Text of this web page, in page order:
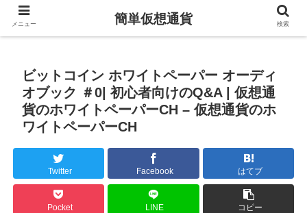
ビットコイン ホワイトペーパー オーディ
オブック ＃0| 初心者向けのQ&A | 仮想通
貨のホワイトペーパーCH – 仮想通貨のホ
ワイトペーパーCH
Twitter Facebook はてブ
Pocket LINE コピー
メニュー 簡単仮想通貨 検索